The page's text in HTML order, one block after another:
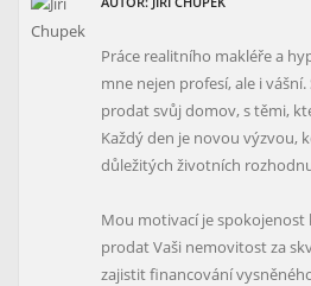
Práce realitního makléře a
mne nejen profesí, ale i
prodat svůj domov, s těmi,
Každý den je novou výzvou,
důležitých životních
Mou motivací je spokojenost
prodat Vaši nemovitost za
zajistit financování